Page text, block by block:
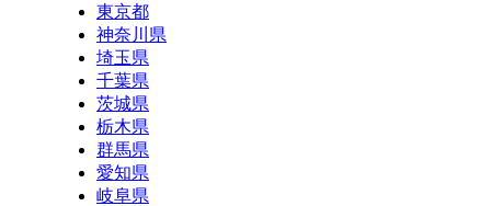
東京都
神奈川県
埼玉県
千葉県
茨城県
栃木県
群馬県
愛知県
岐阜県